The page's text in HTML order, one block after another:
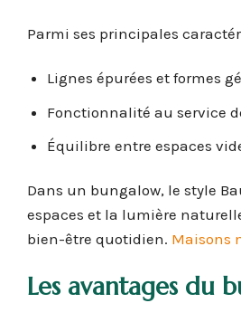
Parmi ses principales
Lignes épurées et formes
Fonctionnalité au service
Équilibre entre espaces
Dans un bungalow, le style
espaces et la lumière
bien-être quotidien. Maisons
Les avantages du